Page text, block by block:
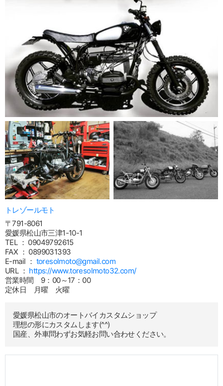
トレゾールモト
〒791-8061
愛媛県松山市三津1-10-1
TEL ： 09049792615
FAX ： 0899031393
E-mail ： toresolmoto@gmail.com
URL ： https://www.toresolmoto32.com/
営業時間 9：00～17：00
定休日 月曜 火曜
愛媛県松山市のオートバイカスタムショップ
理想の形にカスタムします(^^)
国産、外車問わずお気軽お問い合わせください。